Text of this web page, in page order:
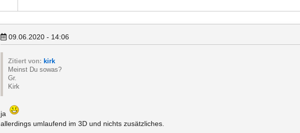
09.06.2020 - 14:06
Zitiert von: kirk
Meinst Du sowas?
Gr.
Kirk
ja
allerdings umlaufend im 3D und nichts zusätzliches.